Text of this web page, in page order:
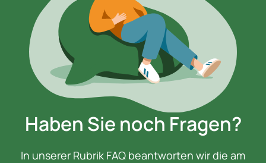
Haben Sie noch Fragen?
In unserer Rubrik FAQ beantworten wir die am